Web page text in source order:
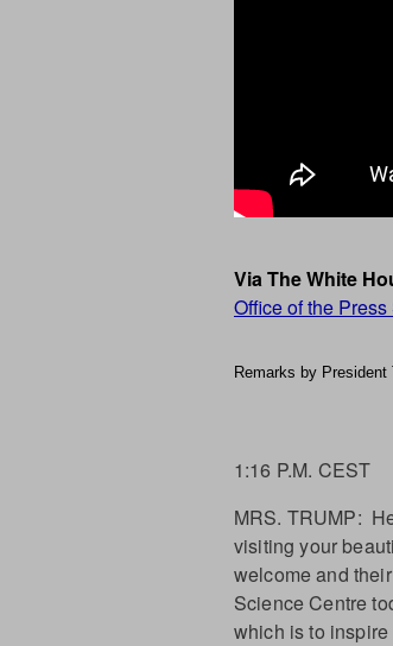
Via The White
Office of the
Remarks by
1:16 P.M. CEST
MRS. TRUMP:
visiting your
welcome and
Science Centre
which is to